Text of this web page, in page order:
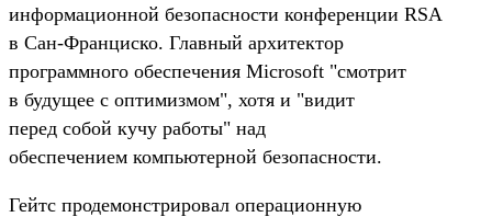
информационной безопасности конференции RSA
в Сан-Франциско. Главный архитектор
программного обеспечения Microsoft "смотрит
в будущее с оптимизмом", хотя и "видит
перед собой кучу работы" над
обеспечением компьютерной безопасности.
Гейтс продемонстрировал операционную